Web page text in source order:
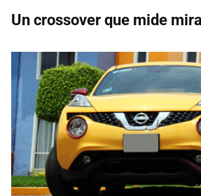
Un crossover que mide